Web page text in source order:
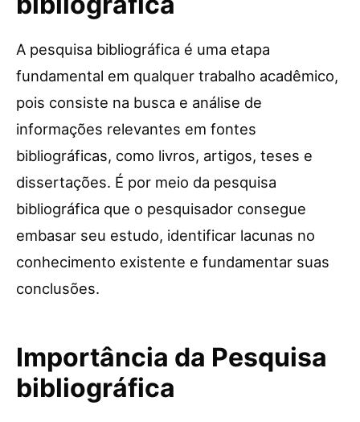
A pesquisa bibliográfica é uma etapa
fundamental em qualquer trabalho acadêmico,
pois consiste na busca e análise de
informações relevantes em fontes
bibliográficas, como livros, artigos, teses e
dissertações. É por meio da pesquisa
bibliográfica que o pesquisador consegue
embasar seu estudo, identificar lacunas no
conhecimento existente e fundamentar suas
conclusões.
Importância da Pesquisa
bibliográfica